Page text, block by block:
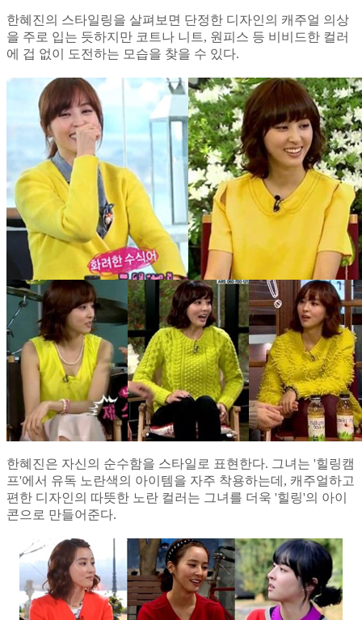
한혜진의 스타일링을 살펴보면 단정한 디자인의 캐주얼 의상
을 주로 입는 듯하지만 코트나 니트, 원피스 등 비비드한 컬러
에 겁 없이 도전하는 모습을 찾을 수 있다.
한혜진은 자신의 순수함을 스타일로 표현한다. 그녀는 '힐링캠
프'에서 유독 노란색의 아이템을 자주 착용하는데, 캐주얼하고
편한 디자인의 따뜻한 노란 컬러는 그녀를 더욱 '힐링'의 아이
콘으로 만들어준다.